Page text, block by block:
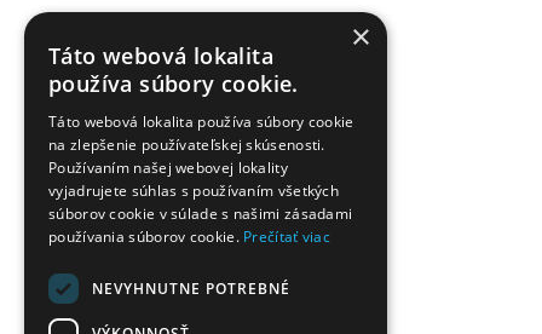
×
Táto webová lokalita
používa súbory cookie.
Táto webová lokalita používa súbory cookie
na zlepšenie používateľskej skúsenosti.
Používaním našej webovej lokality
vyjadrujete súhlas s používaním všetkých
súborov cookie v súlade s našimi zásadami
používania súborov cookie. Prečítať viac
NEVYHNUTNE POTREBNÉ